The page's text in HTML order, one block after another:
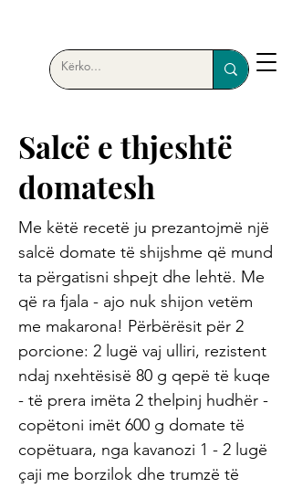
Salcë e thjeshtë
domatesh
Me këtë recetë ju prezantojmë një
salcë domate të shijshme që mund
ta përgatisni shpejt dhe lehtë. Me
që ra fjala - ajo nuk shijon vetëm
me makarona! Përbërësit për 2
porcione: 2 lugë vaj ulliri, rezistent
ndaj nxehtësisë 80 g qepë të kuqe
- të prera imëta 2 thelpinj hudhër -
copëtoni imët 600 g domate të
copëtuara, nga kavanozi 1 - 2 lugë
çaji me borzilok dhe trumzë të